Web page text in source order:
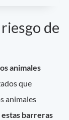
de
animales
que
animales
barreras